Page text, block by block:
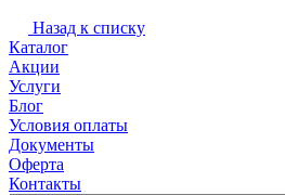
Назад к списку
Каталог
Акции
Услуги
Блог
Условия оплаты
Документы
Оферта
Контакты